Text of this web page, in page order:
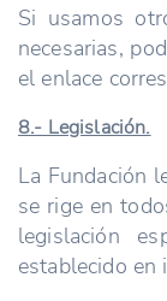
Si usamos
necesarias,
el enlace
8.- Legislación.
La Fundación
se rige en
legislación
establecido en